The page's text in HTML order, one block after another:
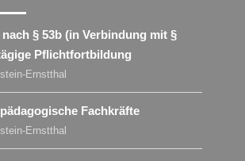
§ 53b (in Verbindung mit §
Pflichtfortbildung
Ernstthal
Fachkräfte
Ernstthal